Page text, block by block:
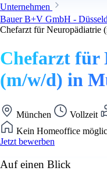
Unternehmen
Bauer B+V GmbH -
Chefarzt für Neuropädiatrie
Chefarzt für
(m/w/d) in
München Vollzeit
Kein Homeoffice
Jetzt bewerben
Auf einen Blick